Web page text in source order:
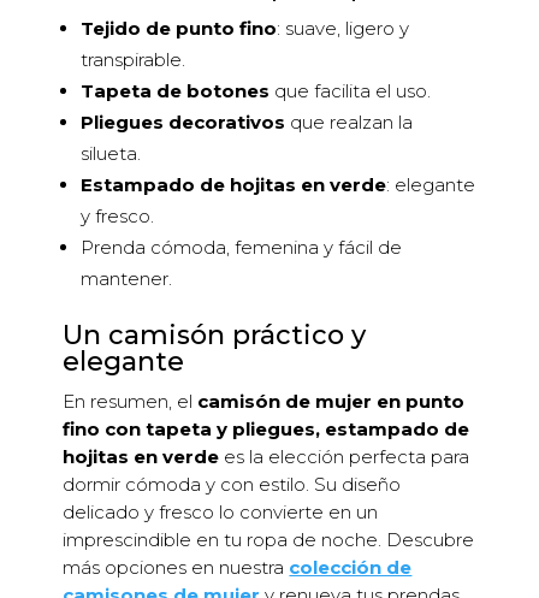
Tejido de punto fino: suave, ligero y
transpirable.
Tapeta de botones que facilita el uso.
Pliegues decorativos que realzan la
silueta.
Estampado de hojitas en verde: elegante
y fresco.
Prenda cómoda, femenina y fácil de
mantener.
Un camisón práctico y
elegante
En resumen, el camisón de mujer en punto
fino con tapeta y pliegues, estampado de
hojitas en verde es la elección perfecta para
dormir cómoda y con estilo. Su diseño
delicado y fresco lo convierte en un
imprescindible en tu ropa de noche. Descubre
más opciones en nuestra colección de